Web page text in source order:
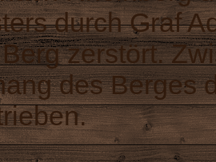
durch Graf
zerstört.
des Berges